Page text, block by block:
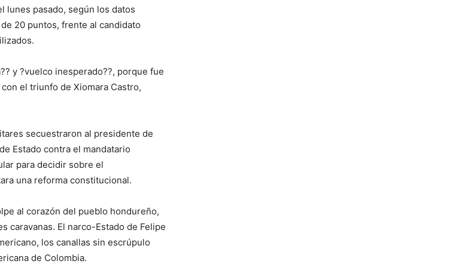
lunes pasado, según los datos
20 puntos, frente al candidato
y ?vuelco inesperado??, porque fue
el triunfo de Xiomara Castro,
secuestraron al presidente de
Estado contra el mandatario
para decidir sobre el
una reforma constitucional.
al corazón del pueblo hondureño,
caravanas. El narco-Estado de Felipe
los canallas sin escrúpulo
de Colombia.